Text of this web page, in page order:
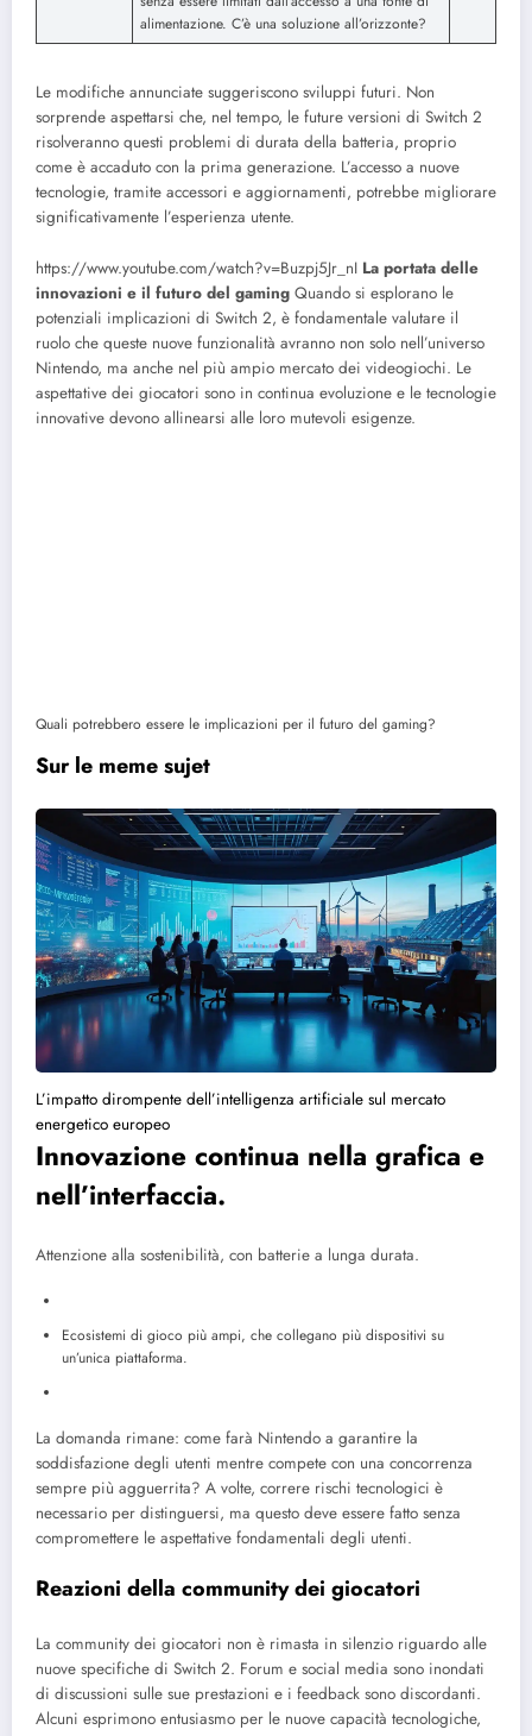
alimentazione. C’è una soluzione all’orizzonte?
Le modifiche annunciate suggeriscono sviluppi futuri. Non
sorprende aspettarsi che, nel tempo, le future versioni di Switch 2
risolveranno questi problemi di durata della batteria, proprio
come è accaduto con la prima generazione. L’accesso a nuove
tecnologie, tramite accessori e aggiornamenti, potrebbe migliorare
significativamente l’esperienza utente.
https://www.youtube.com/watch?v=Buzpj5Jr_nI La portata delle
innovazioni e il futuro del gaming Quando si esplorano le
potenziali implicazioni di Switch 2, è fondamentale valutare il
ruolo che queste nuove funzionalità avranno non solo nell’universo
Nintendo, ma anche nel più ampio mercato dei videogiochi. Le
aspettative dei giocatori sono in continua evoluzione e le tecnologie
innovative devono allinearsi alle loro mutevoli esigenze.
Quali potrebbero essere le implicazioni per il futuro del gaming?
Sur le meme sujet
L’impatto dirompente dell’intelligenza artificiale sul mercato
energetico europeo
Innovazione continua nella grafica e
nell’interfaccia.
Attenzione alla sostenibilità, con batterie a lunga durata.
Ecosistemi di gioco più ampi, che collegano più dispositivi su
un’unica piattaforma.
La domanda rimane: come farà Nintendo a garantire la
soddisfazione degli utenti mentre compete con una concorrenza
sempre più agguerrita? A volte, correre rischi tecnologici è
necessario per distinguersi, ma questo deve essere fatto senza
compromettere le aspettative fondamentali degli utenti.
Reazioni della community dei giocatori
La community dei giocatori non è rimasta in silenzio riguardo alle
nuove specifiche di Switch 2. Forum e social media sono inondati
di discussioni sulle sue prestazioni e i feedback sono discordanti.
Alcuni esprimono entusiasmo per le nuove capacità tecnologiche,